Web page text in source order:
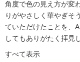
角度で色の見え方が変
りがやさしく華やぎそ
ていただけたことを、
してもありがたく拝見
すべて表示